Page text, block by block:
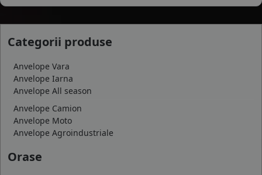
Categorii produse
Anvelope Vara
Anvelope Iarna
Anvelope All season
Anvelope Camion
Anvelope Moto
Anvelope Agroindustriale
Orase